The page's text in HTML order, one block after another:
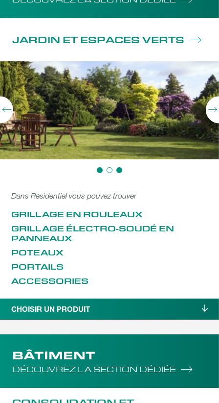
JARDIN ET ESPACES VERTS
Dans Résidentiel vous pouvez trouver
GRILLAGE EN ROULEAUX
GRILLAGE ÉLECTRO-SOUDÉ EN
PANNEAUX
POTEAUX
PORTAILS
ACCESSORIES
CHOISIR UN PRODUIT
BÂTIMENT
DÉCOUVREZ LA SECTION DÉDIÉE